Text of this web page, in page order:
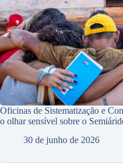
Oficinas de Sistematização e
o olhar sensível sobre o
30 de junho de 2026